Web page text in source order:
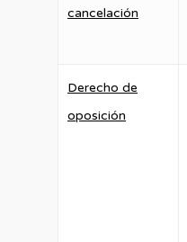
cancelación
Derecho de
oposición